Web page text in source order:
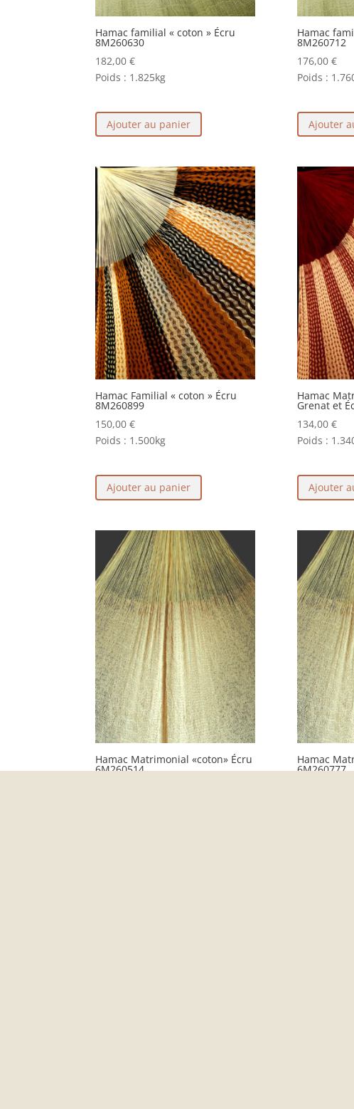
Hamac familial « coton » Écru
8M260630
182,00€
Poids : 1.825kg
Ajouter au panier
Hamac
8M260712
176,00 €
Poids :
Ajouter
Hamac Familial « coton » Écru
8M260899
150,00€
Poids : 1.500kg
Ajouter au panier
Hamac
Grenat et
134,00 €
Poids :
Ajouter
Hamac Matrimonial «coton» Écru
6M260514
Hamac
6M260777